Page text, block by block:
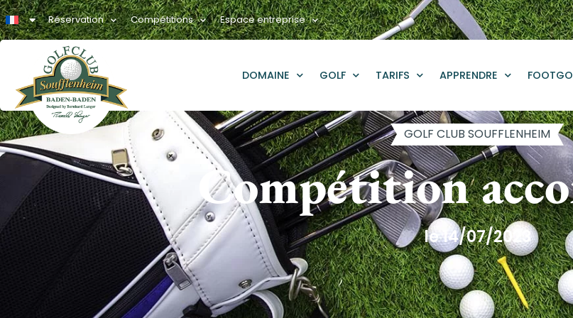
Réservation Compétitions Espace entreprise
DOMAINE GOLF TARIFS APPRENDRE
GOLF CLUB SOUFFLENHEIM
Compétition
le 14/07/2023